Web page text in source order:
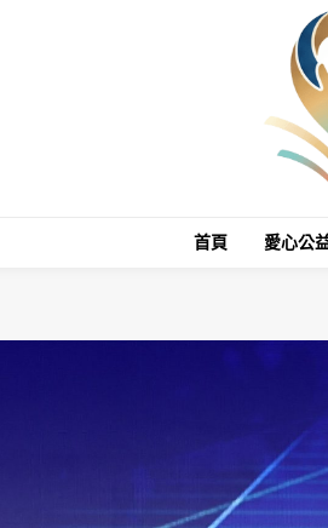
首頁 愛心公